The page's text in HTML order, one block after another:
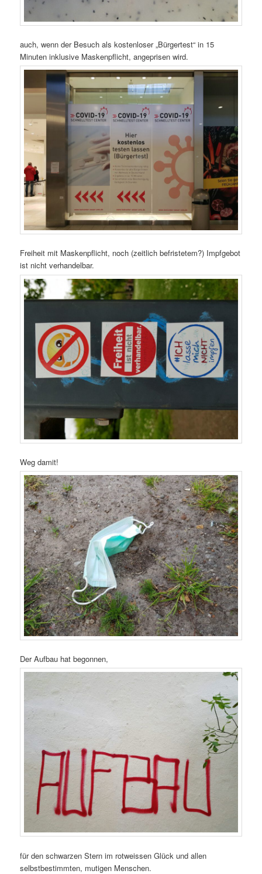
auch, wenn der Besuch als kostenloser „Bürgertest“ in 15
Minuten inklusive Maskenpflicht, angeprisen wird.
Freiheit mit Maskenpflicht, noch (zeitlich befristetem?) Impfgebot
ist nicht verhandelbar.
Weg damit!
Der Aufbau hat begonnen,
für den schwarzen Stern im rotweissen Glück und allen
selbstbestimmten, mutigen Menschen.